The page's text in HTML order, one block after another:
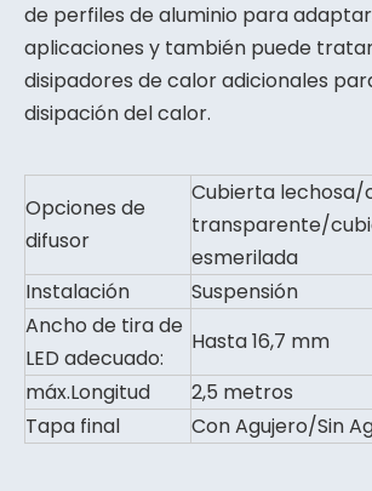
de perfiles de aluminio para
aplicaciones y también puede
disipadores de calor adicionales
disipación del calor.
Opciones de
difusor
Cubierta
transparente/
esmerilada
Instalación
Suspensión
Ancho de tira de
LED adecuado:
Hasta 16,7 mm
máx.Longitud
2,5 metros
Tapa final
Con Agujero/Sin